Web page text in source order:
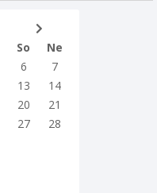
So
Ne
6
7
13
14
20
21
27
28